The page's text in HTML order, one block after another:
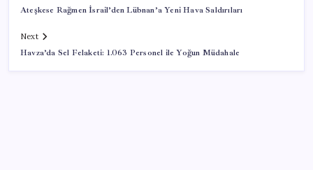
Ateşkese Rağmen İsrail’den Lübnan’a Yeni Hava Saldırıları
Next
Havza’da Sel Felaketi: 1.063 Personel ile Yoğun Müdahale